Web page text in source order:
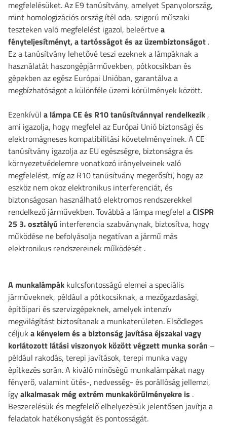
megfelelésüket. Az E9 tanúsítvány, amelyet Spanyolország,
mint homologizációs ország ítél oda, szigorú műszaki
teszteken való megfelelést igazol, beleértvea
fényteljesítményt, a tartósságot és az üzembiztonságot .
Ez a tanúsítvány lehetővé teszi ezeknek a lámpáknak a
használatát haszongépjárművekben, pótkocsikban és
gépekben az egész Európai Unióban, garantálva a
megbízhatóságot a különféle üzemi körülmények között.
Ezenkívül a lámpa CE és R10 tanúsítvánnyal rendelkezik,
ami igazolja, hogy megfelel az Európai Unió biztonsági és
elektromágneses kompatibilitási követelményeinek. A CE
tanúsítvány igazolja az EU egészségre, biztonságra és
környezetvédelemre vonatkozó irányelveinek való
megfelelést, míg az R10 tanúsítvány megerősíti, hogy az
eszköz nem okoz elektronikus interferenciát, és
biztonságosan használható elektromos rendszerekkel
rendelkező járművekben. Továbbá a lámpa megfelel aCISPR
25 3. osztályú interferencia szabványnak, biztosítva, hogy
működése ne befolyásolja negatívan a jármű más
elektronikus rendszereinek működését .
A munkalámpák kulcsfontosságú elemei a speciális
járműveknek, például a pótkocsiknak, a mezőgazdasági,
építőipari és szervizgépeknek, amelyek intenzív
megvilágítást biztosítanak a munkaterületen. Elsődleges
céljuk a kényelem és a biztonság javítása éjszakai vagy
korlátozott látási viszonyok között végzett munka során –
például rakodás, terepi javítások, terepi munka vagy
építkezés során. A kiváló minőségű munkalámpákat nagy
fényerő, valamint ütés-, nedvesség- és porállóság jellemzi,
ígyalkalmasak még extrém munkakörülményekre is .
Beszerelésük és megfelelő elhelyezésük jelentősen javítja a
feladatok hatékonyságát és pontosságát.